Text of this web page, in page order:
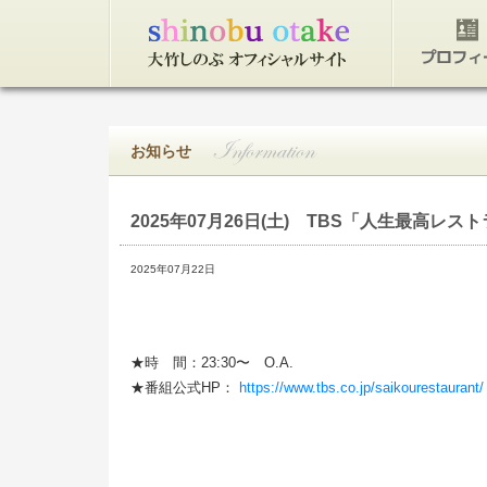
お知らせ
2025年07月26日(土) TBS「人生最高レスト
2025年07月22日
★時 間：23:30〜 O.A.
★番組公式HP：
https://www.tbs.co.jp/saikourestaurant/